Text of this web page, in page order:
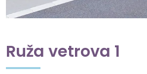
Ruža vetrova 1